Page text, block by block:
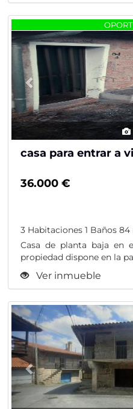
Previous
casa para entrar a
36.000 €
3 Habitaciones 1 Baños 84
Casa de planta baja en
propiedad dispone en la
Ver inmueble
Previous